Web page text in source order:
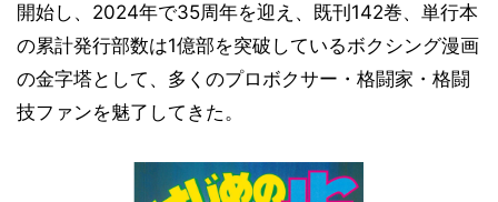
開始し、2024年で35周年を迎え、既刊142巻、単行本
の累計発行部数は1億部を突破しているボクシング漫画
の金字塔として、多くのプロボクサー・格闘家・格闘
技ファンを魅了してきた。